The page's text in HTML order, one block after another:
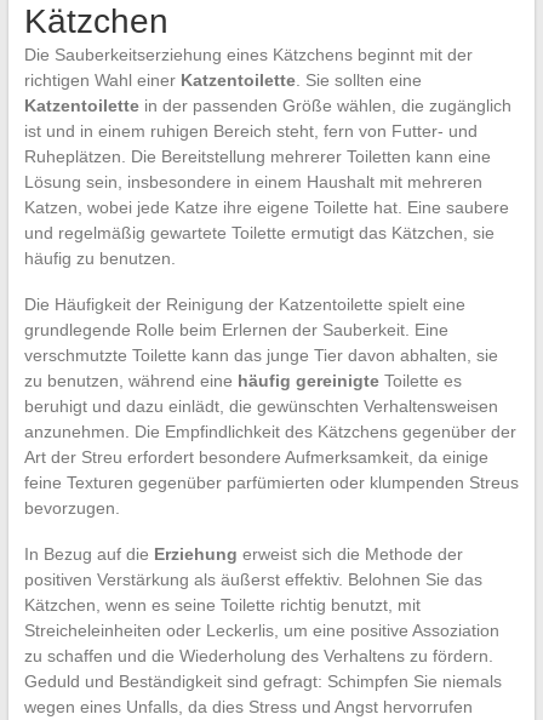
Kätzchen
Die Sauberkeitserziehung eines Kätzchens beginnt mit der
richtigen Wahl einer Katzentoilette. Sie sollten eine
Katzentoilettein der passenden Größe wählen, die zugänglich
ist und in einem ruhigen Bereich steht, fern von Futter- und
Ruheplätzen. Die Bereitstellung mehrerer Toiletten kann eine
Lösung sein, insbesondere in einem Haushalt mit mehreren
Katzen, wobei jede Katze ihre eigene Toilette hat. Eine saubere
und regelmäßig gewartete Toilette ermutigt das Kätzchen, sie
häufig zu benutzen.
Die Häufigkeit der Reinigung der Katzentoilette spielt eine
grundlegende Rolle beim Erlernen der Sauberkeit. Eine
verschmutzte Toilette kann das junge Tier davon abhalten, sie
zu benutzen, während eine häufig gereinigteToilette es
beruhigt und dazu einlädt, die gewünschten Verhaltensweisen
anzunehmen. Die Empfindlichkeit des Kätzchens gegenüber der
Art der Streu erfordert besondere Aufmerksamkeit, da einige
feine Texturen gegenüber parfümierten oder klumpenden Streus
bevorzugen.
In Bezug auf die Erziehung erweist sich die Methode der
positiven Verstärkung als äußerst effektiv. Belohnen Sie das
Kätzchen, wenn es seine Toilette richtig benutzt, mit
Streicheleinheiten oder Leckerlis, um eine positive Assoziation
zu schaffen und die Wiederholung des Verhaltens zu fördern.
Geduld und Beständigkeit sind gefragt: Schimpfen Sie niemals
wegen eines Unfalls, da dies Stress und Angst hervorrufen